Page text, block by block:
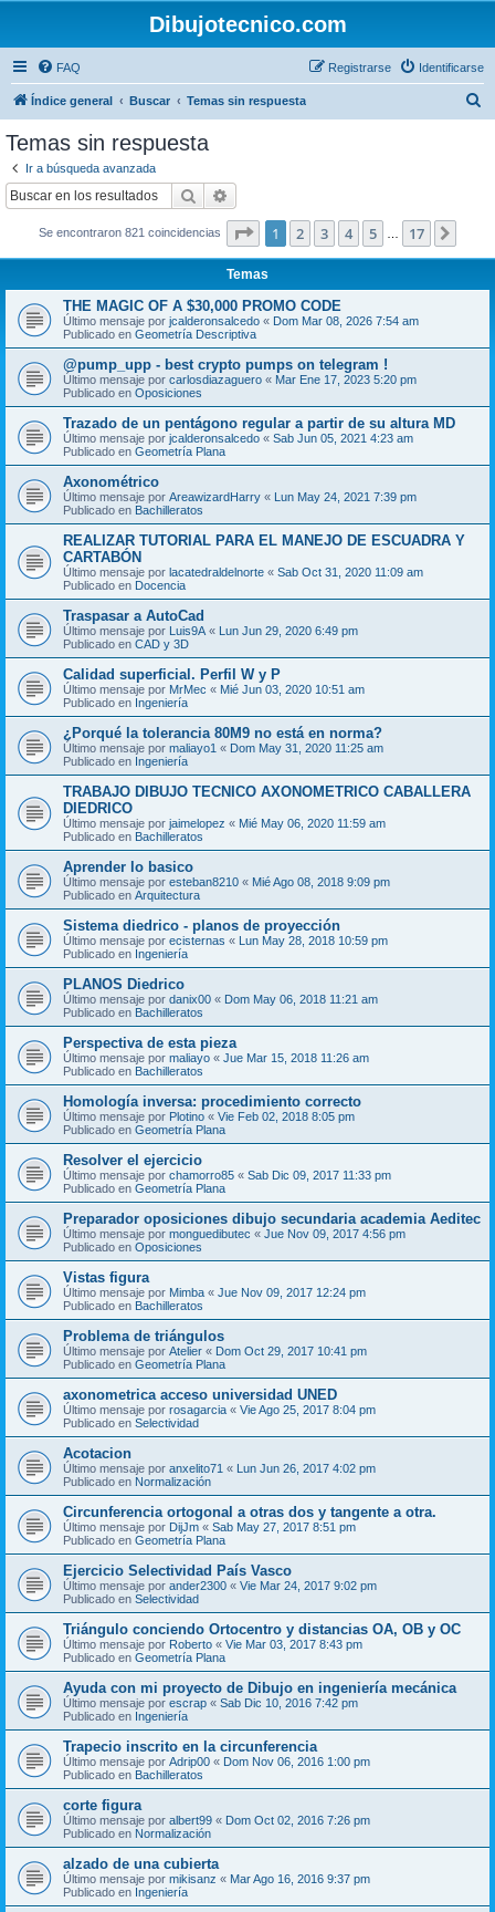
Dibujotecnico.com
FAQ Identificarse
Registrarse
Índice general Buscar Temas sin respuesta
Temas sin respuesta
Ir a búsqueda avanzada
Buscar
Se encontraron 821 coincidencias Página de 17
1 2 3 4 5 17
Temas
THE MAGIC OF A $30,000 PROMO CODE
Último mensaje por jcalderonsalcedo « Dom Mar 08, 2026 7:54 am
Publicado en Geometría Descriptiva
@pump_upp - best crypto pumps on telegram !
Último mensaje por carlosdiazaguero « Mar Ene 17, 2023 5:20 pm
Publicado en Oposiciones
Trazado de un pentágono regular a partir de su altura MD
Último mensaje por jcalderonsalcedo « Sab Jun 05, 2021 4:23 am
Publicado en Geometría Plana
Axonométrico
Último mensaje por AreawizardHarry « Lun May 24, 2021 7:39 pm
Publicado en Bachilleratos
REALIZAR TUTORIAL PARA EL MANEJO DE ESCUADRA Y
CARTABÓN
Último mensaje por lacatedraldelnorte « Sab Oct 31, 2020 11:09 am
Publicado en Docencia
Traspasar a AutoCad
Último mensaje por Luis9A « Lun Jun 29, 2020 6:49 pm
Publicado en CAD y 3D
Calidad superficial. Perfil W y P
Último mensaje por MrMec « Mié Jun 03, 2020 10:51 am
Publicado en Ingeniería
¿Porqué la tolerancia 80M9 no está en norma?
Último mensaje por maliayo1 « Dom May 31, 2020 11:25 am
Publicado en Ingeniería
TRABAJO DIBUJO TECNICO AXONOMETRICO CABALLERA
DIEDRICO
Último mensaje por jaimelopez « Mié May 06, 2020 11:59 am
Publicado en Bachilleratos
Aprender lo basico
Último mensaje por esteban8210 « Mié Ago 08, 2018 9:09 pm
Publicado en Arquitectura
Sistema diedrico - planos de proyección
Último mensaje por ecisternas « Lun May 28, 2018 10:59 pm
Publicado en Ingeniería
PLANOS Diedrico
Último mensaje por danix00 « Dom May 06, 2018 11:21 am
Publicado en Bachilleratos
Perspectiva de esta pieza
Último mensaje por maliayo « Jue Mar 15, 2018 11:26 am
Publicado en Bachilleratos
Homología inversa: procedimiento correcto
Último mensaje por Plotino « Vie Feb 02, 2018 8:05 pm
Publicado en Geometría Plana
Resolver el ejercicio
Último mensaje por chamorro85 « Sab Dic 09, 2017 11:33 pm
Publicado en Geometría Plana
Preparador oposiciones dibujo secundaria academia Aeditec
Último mensaje por monguedibutec « Jue Nov 09, 2017 4:56 pm
Publicado en Oposiciones
Vistas figura
Último mensaje por Mimba « Jue Nov 09, 2017 12:24 pm
Publicado en Bachilleratos
Problema de triángulos
Último mensaje por Atelier « Dom Oct 29, 2017 10:41 pm
Publicado en Geometría Plana
axonometrica acceso universidad UNED
Último mensaje por rosagarcia « Vie Ago 25, 2017 8:04 pm
Publicado en Selectividad
Acotacion
Último mensaje por anxelito71 « Lun Jun 26, 2017 4:02 pm
Publicado en Normalización
Circunferencia ortogonal a otras dos y tangente a otra.
Último mensaje por DijJm « Sab May 27, 2017 8:51 pm
Publicado en Geometría Plana
Ejercicio Selectividad País Vasco
Último mensaje por ander2300 « Vie Mar 24, 2017 9:02 pm
Publicado en Selectividad
Triángulo conciendo Ortocentro y distancias OA, OB y OC
Último mensaje por Roberto « Vie Mar 03, 2017 8:43 pm
Publicado en Geometría Plana
Ayuda con mi proyecto de Dibujo en ingeniería mecánica
Último mensaje por escrap « Sab Dic 10, 2016 7:42 pm
Publicado en Ingeniería
Trapecio inscrito en la circunferencia
Último mensaje por Adrip00 « Dom Nov 06, 2016 1:00 pm
Publicado en Bachilleratos
corte figura
Último mensaje por albert99 « Dom Oct 02, 2016 7:26 pm
Publicado en Normalización
alzado de una cubierta
Último mensaje por mikisanz « Mar Ago 16, 2016 9:37 pm
Publicado en Ingeniería